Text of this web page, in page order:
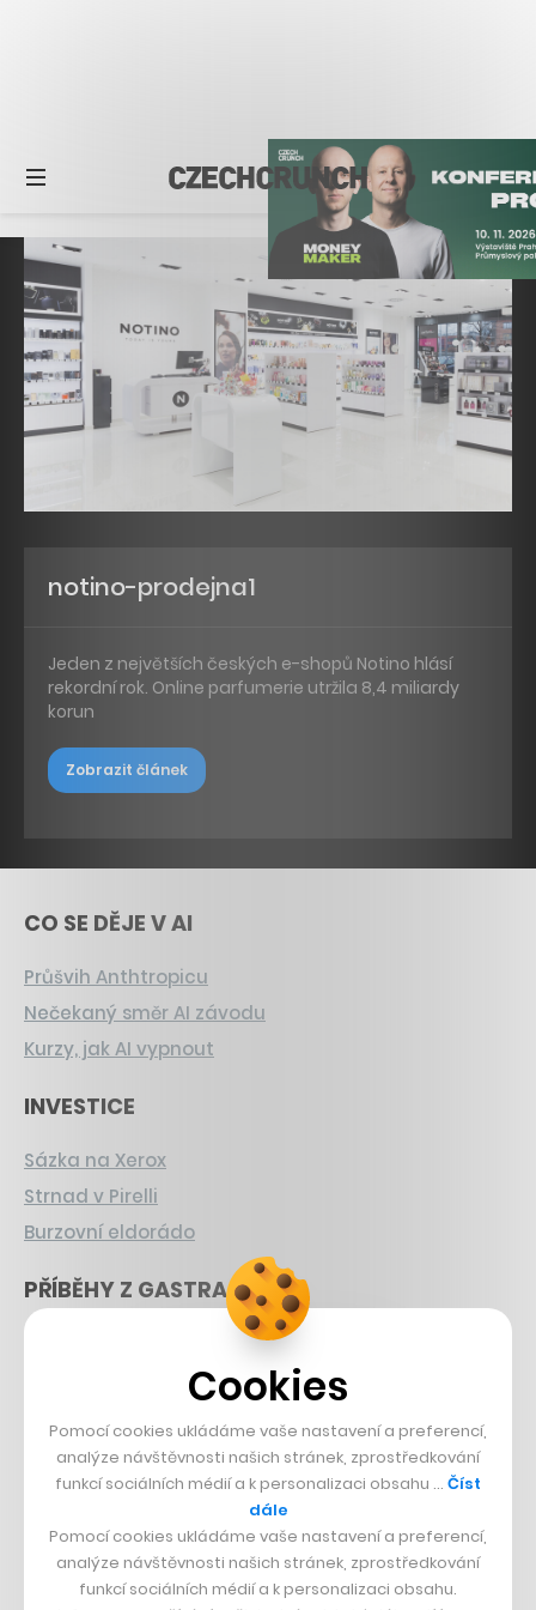
notino-prodejna1
Jeden z největších českých e-shopů Notino hlásí
rekordní rok. Online parfumerie utržila 8,4 miliardy
korun
Zobrazit článek
CO SE DĚJE V AI
Průšvih Anthtropicu
Nečekaný směr AI závodu
Kurzy, jak AI vypnout
INVESTICE
Sázka na Xerox
Strnad v Pirelli
Burzovní eldorádo
PŘÍBĚHY Z GASTRA
Boční projekt, co se zvrtnul
Francouzský šéfkuchař na Šumavě
DESIGN
Bomma není tichá
Originální hodinky
Nábytek z betonu
Cookies
Pomocí cookies ukládáme vaše nastavení a preferencí,
analýze návštěvnosti našich stránek, zprostředkování
funkcí sociálních médií a k personalizaci obsahu … Číst
dále
Pomocí cookies ukládáme vaše nastavení a preferencí,
analýze návštěvnosti našich stránek, zprostředkování
funkcí sociálních médií a k personalizaci obsahu.